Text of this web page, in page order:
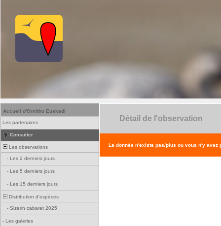
Accueil d'Ornitho Euskadi
Les partenaires
Consulter
Les observations
- Les 2 derniers jours
- Les 5 derniers jours
- Les 15 derniers jours
Distribution d'espèces
- Sizerin cabaret 2025
- Les galeries
Détail de l'observation
La donnée n'existe pas/plus ou vous n'y avez